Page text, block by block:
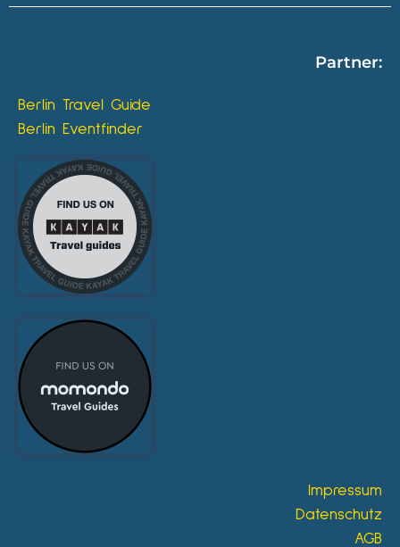
Partner:
Berlin Travel Guide
Berlin Eventfinder
Impressum
Datenschutz
AGB